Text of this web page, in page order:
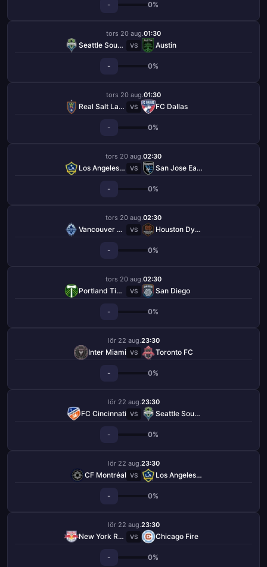
- 0%
tors 20 aug.01:30
Seattle Sounders VS Austin
- 0%
tors 20 aug.01:30
Real Salt Lake VS FC Dallas
- 0%
tors 20 aug.02:30
Los Angeles Galaxy VS San Jose Earthquakes
- 0%
tors 20 aug.02:30
Vancouver Whitecaps VS Houston Dynamo
- 0%
tors 20 aug.02:30
Portland Timbers VS San Diego
- 0%
lör 22 aug.23:30
Inter Miami VS Toronto FC
- 0%
lör 22 aug.23:30
FC Cincinnati VS Seattle Sounders
- 0%
lör 22 aug.23:30
CF Montréal VS Los Angeles Galaxy
- 0%
lör 22 aug.23:30
New York Red Bulls VS Chicago Fire
- 0%